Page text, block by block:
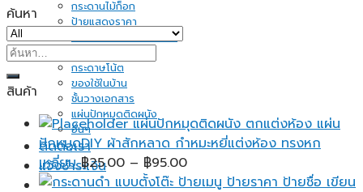
กระดานไม้ก็อก
ป้ายแสดงราคา
กระดานไวท์บอร์ด ขาตั้ง
กระดาษโน้ต
ของใช้ในบ้าน
ชั้นวางเอกสาร
แผ่นปักหมุดติดผนัง
อื่นๆ
ติดต่อเรา
แจ้งชำระเงิน
ค้นหา
ค้นหา:
สินค้า
แผ่นปักหมุดติดผนัง ตกแต่งห้อง แผ่น
ปักหมุดDIY ผ้าสักหลาด กำหมะหยี่แต่งห้อง ทรงหก
เหลี่ยม ฿25.00 – ฿95.00Price
range: